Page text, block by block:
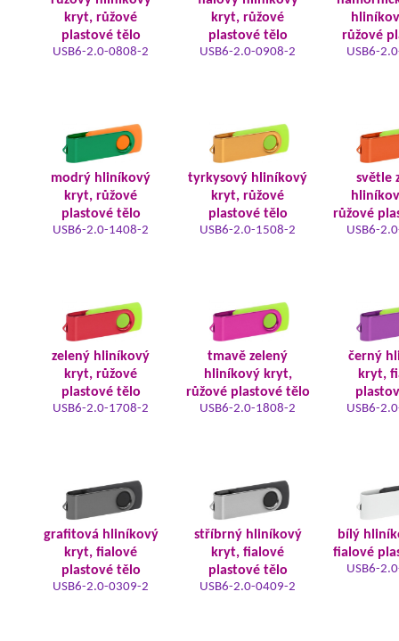
kryt, růžové
plastové tělo
USB6-2.0-0808-2
kryt, růžové
plastové tělo
USB6-2.0-0908-2
růžové
USB6-
modrý hliníkový
kryt, růžové
plastové tělo
USB6-2.0-1408-2
tyrkysový hliníkový
kryt, růžové
plastové tělo
USB6-2.0-1508-2
světle
růžové
USB6-
zelený hliníkový
kryt, růžové
plastové tělo
USB6-2.0-1708-2
tmavě zelený
hliníkový kryt,
růžové plastové tělo
USB6-2.0-1808-2
černý
kryt,
USB6-
grafitová hliníkový
kryt, fialové
plastové tělo
USB6-2.0-0309-2
stříbrný hliníkový
kryt, fialové
plastové tělo
USB6-2.0-0409-2
bílý
fialové
USB6-